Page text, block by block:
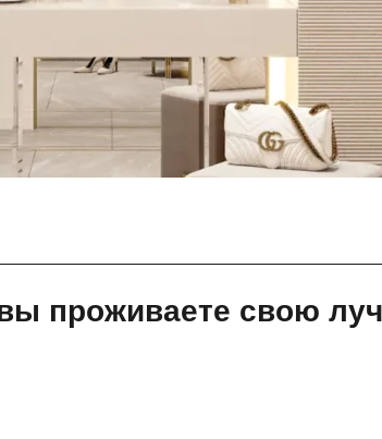
проживаете свою